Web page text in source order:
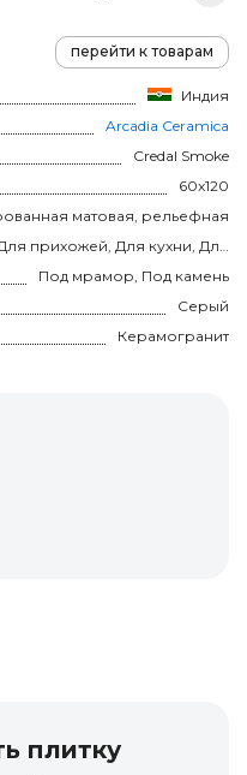
перейти к товарам
Индия
Arcadia Ceramica
Credal Smoke
60x120
матовая, рельефная
Для ванной, Для туалета, Для гостиной, Для прихожей, Для кухни, Для спальни, на теплый пол
Под мрамор, Под камень
Серый
Керамогранит
плитку